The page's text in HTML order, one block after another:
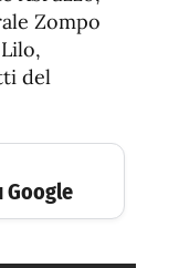
Zompo
del
Google